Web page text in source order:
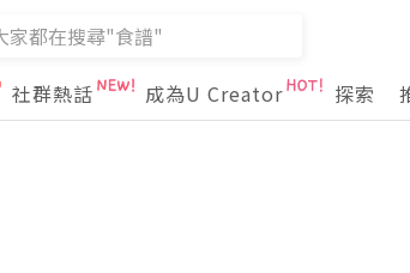
社群熱話 成為U Creator 探索